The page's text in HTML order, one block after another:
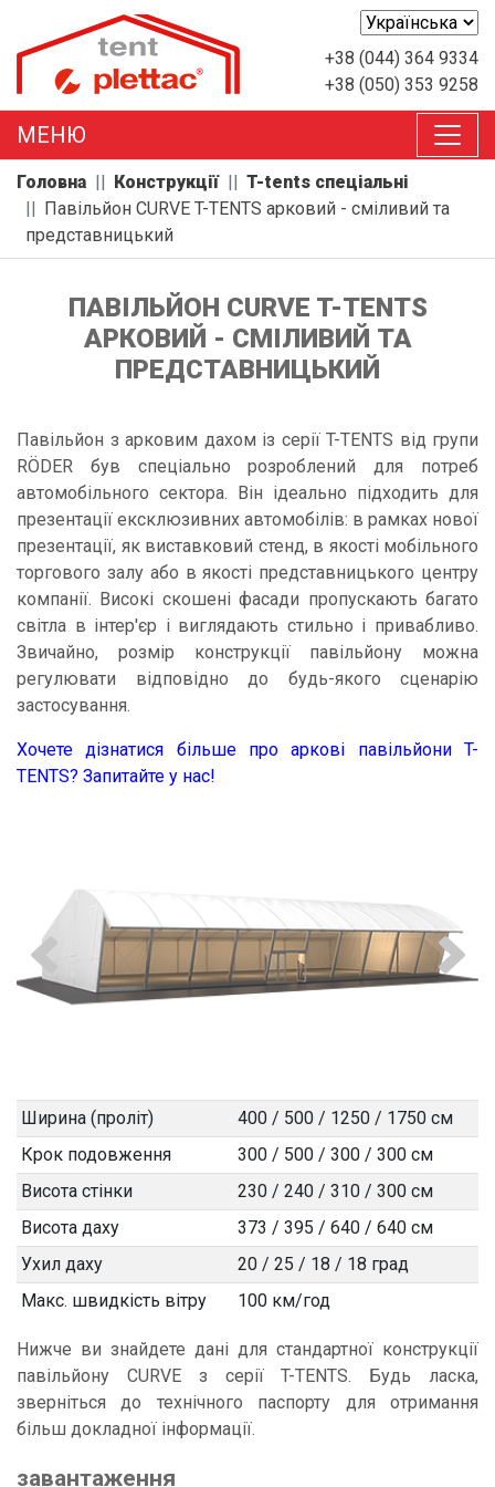
+38 (044) 364 9334
+38 (050) 353 9258
MEНЮ
Головна Конструкції
T-tents спеціальні
Павільйон CURVE T-TENTS арковий - сміливий та
представницький
ПАВІЛЬЙОН CURVE T-TENTS
АРКОВИЙ - СМІЛИВИЙ ТА
ПРЕДСТАВНИЦЬКИЙ
Павільйон з арковим дахом із серії T-TENTS від групи
RÖDER був спеціально розроблений для потреб
автомобільного сектора. Він ідеально підходить для
презентації ексклюзивних автомобілів: в рамках нової
презентації, як виставковий стенд, в якості мобільного
торгового залу або в якості представницького центру
компанії. Високі скошені фасади пропускають багато
світла в інтер'єр і виглядають стильно і привабливо.
Звичайно, розмір конструкції павільйону можна
регулювати відповідно до будь-якого сценарію
застосування.
Хочете дізнатися більше про аркові павільйони T-
TENTS? Запитайте у нас!
Ширина (проліт)
400 / 500 / 1250 / 1750 cм
Крок подовження
300 / 500 / 300 / 300 cм
Висота стінки
230 / 240 / 310 / 300 cм
Висота даху
373 / 395 / 640 / 640 см
Ухил даху
20 / 25 / 18 / 18 град
Макс. швидкість вітру
100 км/год
Нижче ви знайдете дані для стандартної конструкції
павільйону CURVE з серії T-TENTS. Будь ласка,
зверніться до технічного паспорту для отримання
більш докладної інформації.
завантаження